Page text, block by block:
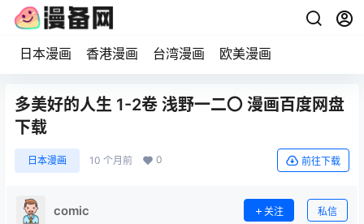
日本漫画 香港漫画 台湾漫画 欧美漫画
多美好的人生 1-2卷 浅野一二〇 漫画百度网盘
下载
日本漫画 10 个月前 0 前往下载
comic 关注 私信